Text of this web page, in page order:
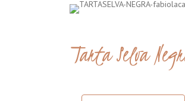
Tarta Selva